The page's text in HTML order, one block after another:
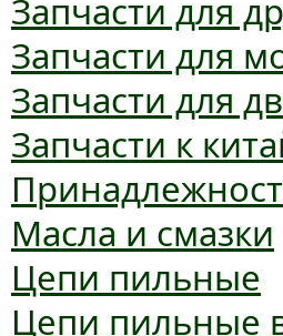
Запчасти для
Запчасти для
Запчасти для
Запчасти к
Масла и смазки
Цепи пильные
Цепи пильные